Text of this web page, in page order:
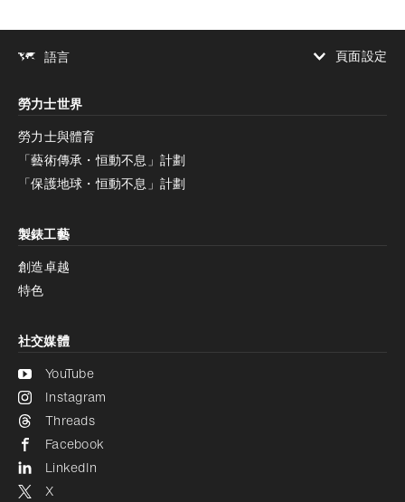
語言
頁面設定
增加對比度
停用
減少動畫
減少動畫
停用
勞力士世界
勞力士與體育
「藝術傳承・恒動不息」計劃
「保護地球・恒動不息」計劃
製錶工藝
創造卓越
特色
社交媒體
YouTube
Instagram
Threads
Facebook
LinkedIn
X